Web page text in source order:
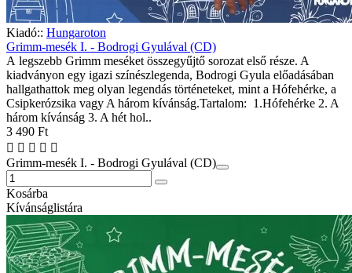
Kiadó:: Hungaroton
Grimm-mesék I. - Bodrogi Gyulával (CD)
A legszebb Grimm meséket összegyűjtő sorozat első része. A
kiadványon egy igazi színészlegenda, Bodrogi Gyula előadásában
hallgathattok meg olyan legendás történeteket, mint a Hófehérke, a
Csipkerózsika vagy A három kívánság.Tartalom: 1.Hófehérke 2. A
három kívánság 3. A hét hol..
3 490 Ft
Grimm-mesék I. - Bodrogi Gyulával (CD)
Kosárba
Kívánságlistára